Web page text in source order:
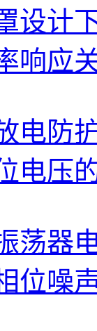
设计
响应
电防
电压
荡器
位噪